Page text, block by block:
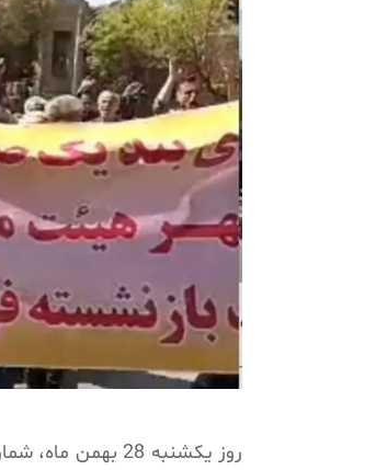
روز یکشنبه 28